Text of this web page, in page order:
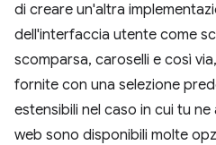
di creare un'altra
dell'interfaccia utente come
scomparsa, caroselli e così
fornite con una selezione
estensibili nel caso in cui tu
web sono disponibili molte